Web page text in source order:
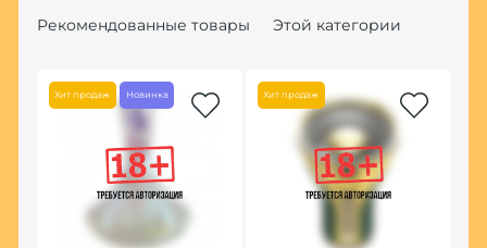
Рекомендованные товары Этой категории
Хит продаж Новинка Хит продаж